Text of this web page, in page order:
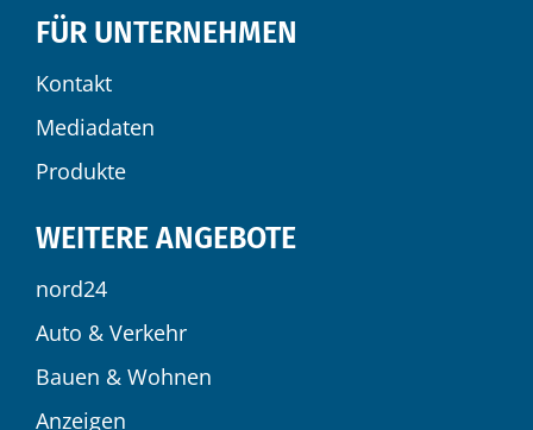
FÜR UNTERNEHMEN
Kontakt
Mediadaten
Produkte
WEITERE ANGEBOTE
nord24
Auto & Verkehr
Bauen & Wohnen
Anzeigen